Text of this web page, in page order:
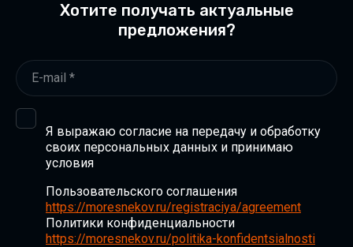
Хотите получать актуальные
предложения?
Я выражаю согласие на передачу и обработку
своих персональных данных и принимаю
условия
Пользовательского соглашения
https://moresnekov.ru/registraciya/agreement
Политики конфиденциальности
https://moresnekov.ru/politika-konfidentsialnosti